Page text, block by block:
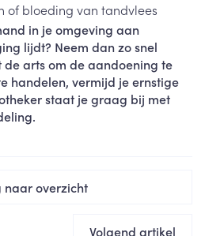
of bloeding van tandvlees
in je omgeving aan
lijdt? Neem dan zo snel
arts om de aandoening te
handelen, vermijd je ernstige
staat je graag bij met
naar overzicht
Volgend artikel